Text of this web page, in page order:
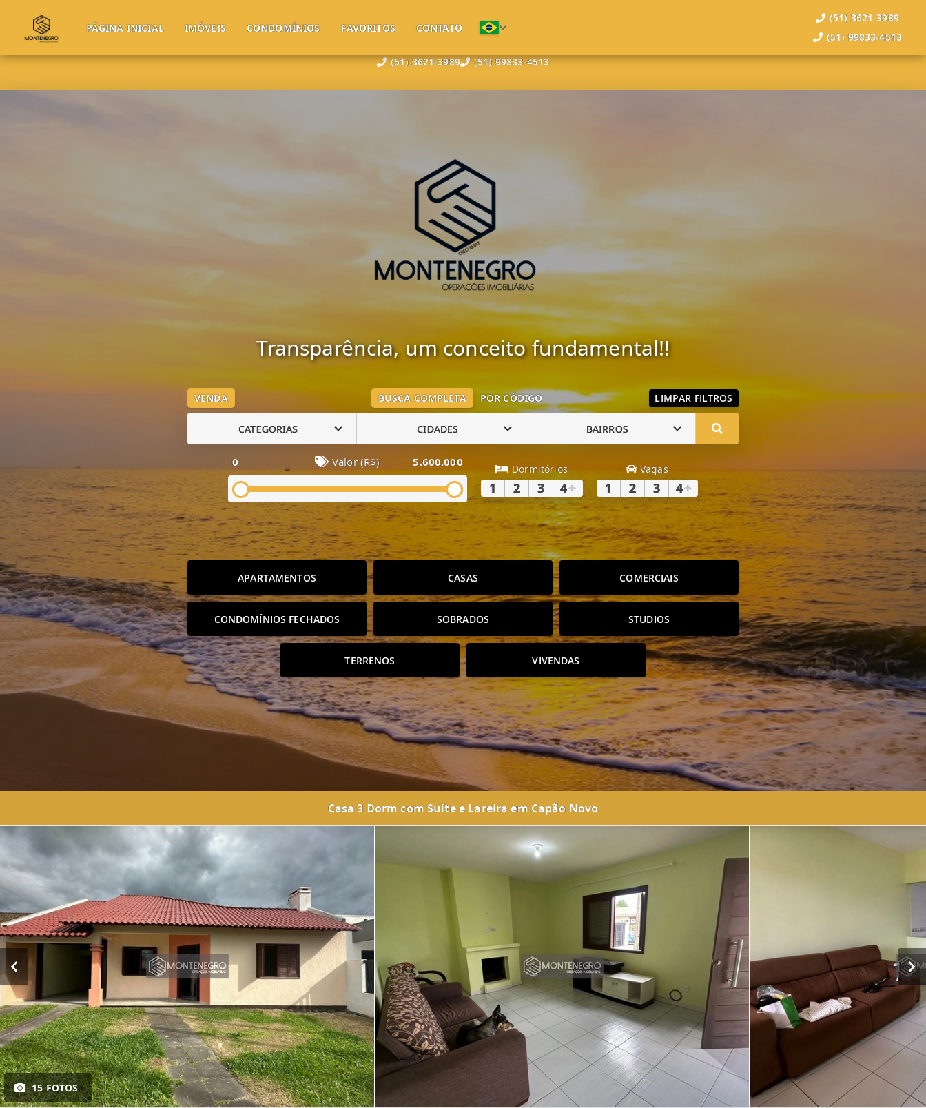
(51) 3621-3989 (51) 99833-4513
PÁGINA INICIAL IMÓVEIS CONDOMÍNIOS FAVORITOS CONTATO
(51) 3621-3989
(51) 99833-4513
Transparência, um conceito fundamental!!
VENDA BUSCA COMPLETA POR CÓDIGO LIMPAR FILTROS
CATEGORIAS CIDADES BAIRROS
0 Valor (R$) 5.600.000 Dormitórios
1 2 3 4+
Vagas
1 2 3 4+
APARTAMENTOS CASAS COMERCIAIS
CONDOMÍNIOS FECHADOS SOBRADOS STUDIOS
TERRENOS VIVENDAS
Casa 3 Dorm com Suíte e Lareira em Capão Novo
15 FOTOS